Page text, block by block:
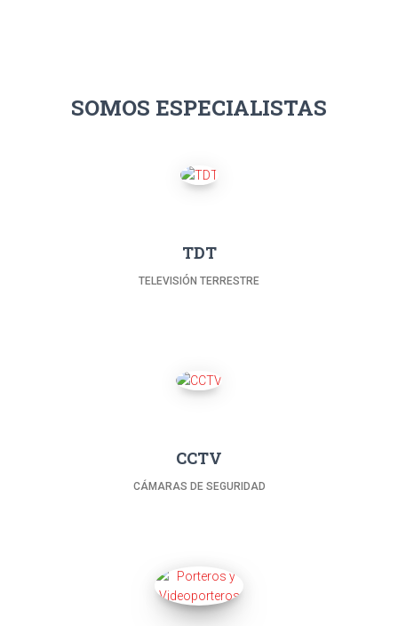
SOMOS ESPECIALISTAS
TDT
TELEVISIÓN TERRESTRE
CCTV
CÁMARAS DE SEGURIDAD